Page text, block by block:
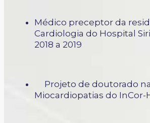
Médico preceptor da
Cardiologia do Hospital
2018 a 2019
Projeto de doutorado
Miocardiopatias do